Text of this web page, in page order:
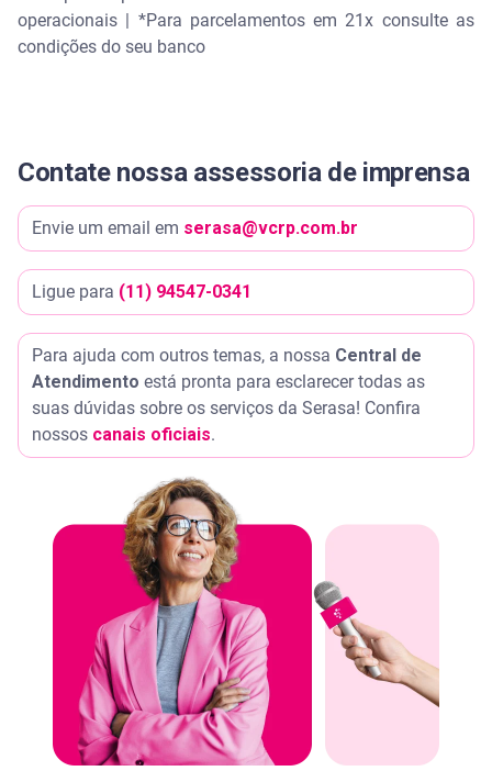
operacionais | *Para parcelamentos em 21x consulte as
condições do seu banco
Contate nossa assessoria de imprensa
Envie um email em serasa@vcrp.com.br
Ligue para (11) 94547-0341
Para ajuda com outros temas, a nossa Central de
Atendimento está pronta para esclarecer todas as
suas dúvidas sobre os serviços da Serasa! Confira
nossos canais oficiais.